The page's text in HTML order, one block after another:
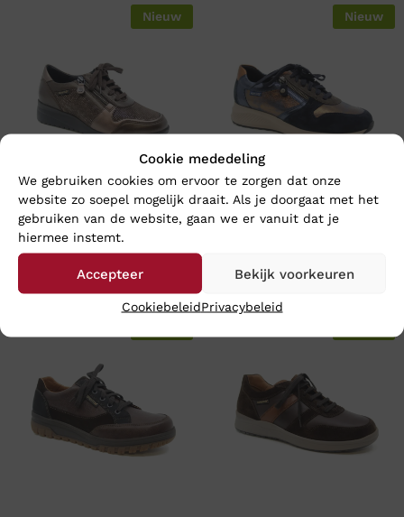
Cookie mededeling
We gebruiken cookies om ervoor te zorgen dat onze
website zo soepel mogelijk draait. Als je doorgaat met het
gebruiken van de website, gaan we er vanuit dat je
hiermee instemt.
Accepteer Bekijk voorkeuren
CookiebeleidPrivacybeleid
Nieuw
Mephisto IASMINA – Wijdte G
204,95
Nieuw
Mephisto KIM NAVY – Wijdte